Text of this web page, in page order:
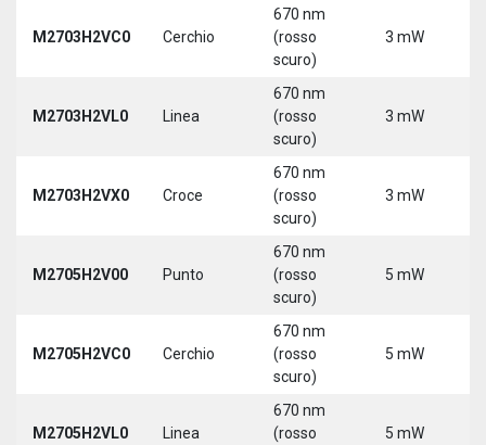
M2703H2VC0 Cerchio
670 nm
(rosso
scuro)
3 mW
M2703H2VL0 Linea
670 nm
(rosso
scuro)
3 mW
M2703H2VX0 Croce
670 nm
(rosso
scuro)
3 mW
M2705H2V00 Punto
670 nm
(rosso
scuro)
5 mW
M2705H2VC0 Cerchio
670 nm
(rosso
scuro)
5 mW
M2705H2VL0 Linea
670 nm
(rosso
5 mW